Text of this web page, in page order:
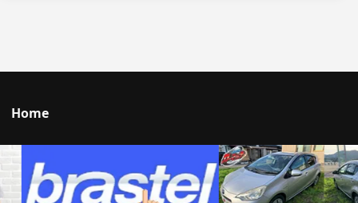
Home
Talk to us
© 2026 Portal Japan. All rights reserved.